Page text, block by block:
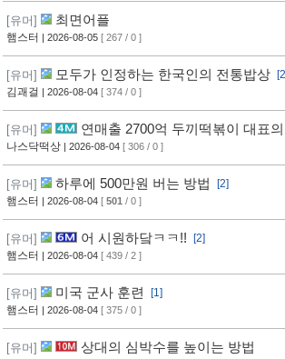
[유머] 최면어플
햄스터 | 2026-08-05 [ 267 / 0 ]
[유머] 모두가 인정하는 한국인의 전통밥상
김괘걸 | 2026-08-04 [ 374 / 0 ]
[유머]
연매출 2700억 두끼떡볶이 대표의
법
나스닥떡상 | 2026-08-04 [ 306 / 0 ]
[유머] 하루에 500만원 버는 방법
[2]
햄스터 | 2026-08-04 [ 501 / 0 ]
[유머] 어 시원하닼ㅋㅋ!!
[2]
햄스터 | 2026-08-04 [ 439 / 2 ]
[유머] 미국 군사 훈련
[1]
햄스터 | 2026-08-04 [ 375 / 0 ]
[유머] 상대의 심박수를 높이는 방법